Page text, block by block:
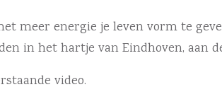
meer energie je leven vorm te
in het hartje van Eindhoven, aan
video.